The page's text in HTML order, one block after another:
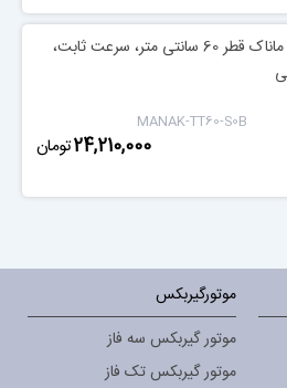
میز گردان ماناک قطر 60 سانتی متر، سرعت ثابت،
MANAK-TT60-S0B
‎24,210,000تومان
موتورگیربکس
موتور گیربکس سه فاز
موتور گیربکس تک فاز